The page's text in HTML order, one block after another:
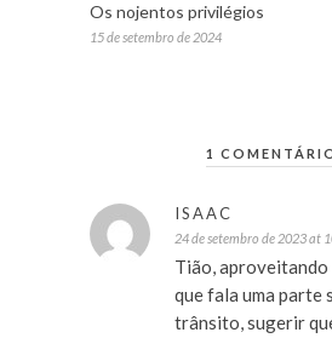
Os nojentos privilégios
15 de setembro de 2024
1
ISAAC
24 de setembro de 2023 at
Tião,
que fala uma parte
trânsito, sugerir